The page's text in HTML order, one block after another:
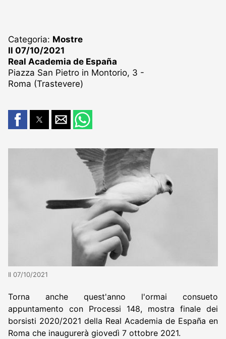
Categoria: Mostre
Il 07/10/2021
Real Academia de España
Piazza San Pietro in Montorio, 3 -
Roma (Trastevere)
Il 07/10/2021
Torna anche quest'anno l'ormai consueto
appuntamento con Processi 148, mostra finale dei
borsisti 2020/2021 della Real Academia de España en
Roma che inaugurerà giovedì 7 ottobre 2021.